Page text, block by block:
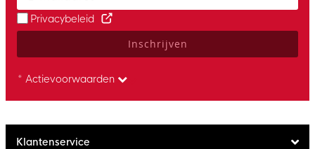
Privacybeleid
Inschrijven
* Actievoorwaarden
Klantenservice